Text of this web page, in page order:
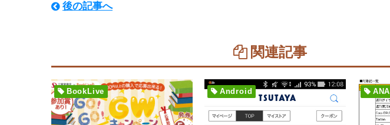
後の記事へ
関連記事
BookLive Android ANA